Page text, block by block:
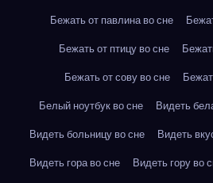
Бежать от павлина во сне
Бежать от птицу во сне
Бежать от сову во сне
Белый ноутбук во сне
Видеть
Видеть больницу во сне
Видеть
Видеть гора во сне
Видеть гору во